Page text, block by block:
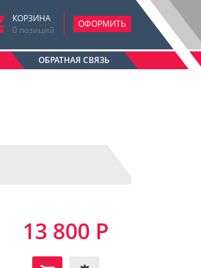
КОРЗИНА
0 позиций
ОФОРМИТЬ
ОБРАТНАЯ СВЯЗЬ
13 800 Р